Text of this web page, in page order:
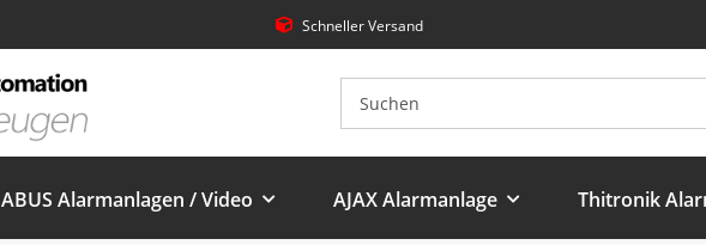
Schneller Versand
ABUS Alarmanlagen / Video AJAX Alarmanlage Thitronik